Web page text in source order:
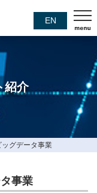
EN
紹介
グデータ事業
事業